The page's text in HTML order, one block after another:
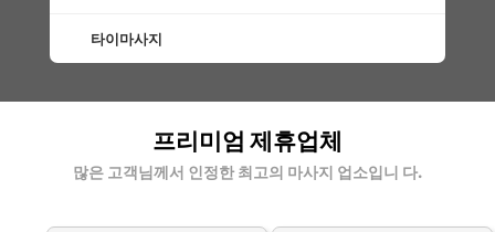
타이마사지
프리미엄 제휴업체
많은 고객님께서 인정한 최고의 마사지 업소입니 다.